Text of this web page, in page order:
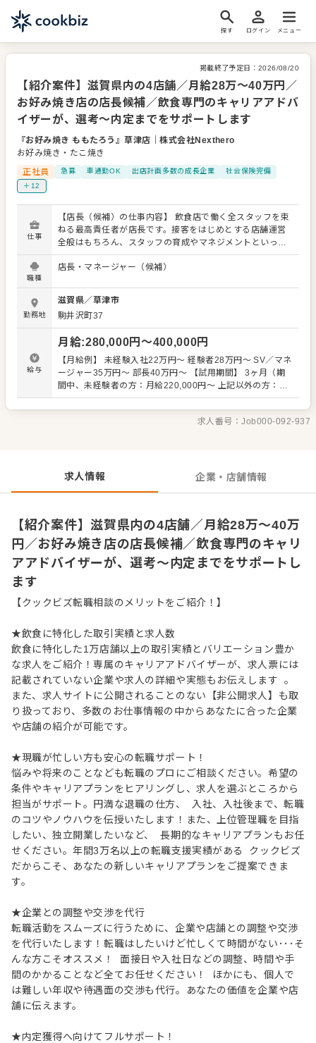
探す ログイン メニュー
掲載終了予定日： 2026/08/20
【紹介案件】滋賀県内の4店舗／月給28万～40万円／
お好み焼き店の店長候補／飲食専門のキャリアアドバ
イザーが、選考～内定までをサポートします
『お好み焼き ももたろう』草津店 ｜株式会社Nexthero
お好み焼き・たこ焼き
正社員
急募 車通勤OK 出店計画多数の成長企業
社会保険完備
＋12
仕事
【店長（候補）の仕事内容】 飲食店で働く全スタッフを束
ねる最高責任者が店長です。接客をはじめとする店舗運営
全般はもちろん、スタッフの育成やマネジメントといった
重要な役割を担います。また、販促イベントやキャンペー
ンの企画など売上に直結するやりがいある業務がメインと
ペレーション改善や構築もお任せしますので、あなたなら
ではのアイデアを積極的に発信してください。 【具体的に
は…】 ・ホール、キッチンの全体管理 ・予約管理、電話対
応 ・接客、サービス全般 ・スタッフへの指示出し、動きの
確認 ・売上管理、発注業務、在庫管理 ・スタッフの育成や
マネジメント、シフト管理 など 入社後はスキルに合わせ
た業務からお任せしますので、徐々に業務の幅を広げてい
をサポートしますので、店長経験がない方も安心してスタ
ートできる環境です。 将来のキャリアとして、SVやエリア
は、エントリーいただくか『クックビズ転職支援窓口』ま
でお問合せください！
職種
店長・マネージャー（候補）
勤務地
滋賀県／草津市
駒井沢町37
給与
月給:280,000円〜400,000円
【月給例】 未経験入社22万円～ 経験者28万円～ SV／マネ
ージャー35万円～ 部長40万円～ 【試用期間】 3ヶ月（期
間中、未経験者の方：月給220,000円～ 上記以外の方：月
給250,000円～）
求人番号：Job000-092-937
求人情報 企業・店舗情報
【紹介案件】滋賀県内の4店舗／月給28万～40万
円／お好み焼き店の店長候補／飲食専門のキャリ
アアドバイザーが、選考～内定までをサポートし
ます
【クックビズ転職相談のメリットをご紹介！】
★飲食に特化した取引実績と求人数
飲食に特化した1万店舗以上の取引実績とバリエーション豊か
な求人をご紹介！専属のキャリアアドバイザーが、求人票には
記載されていない企業や求人の詳細や実態もお伝えします 。
また、求人サイトに公開されることのない【非公開求人】も取
り扱っており、多数のお仕事情報の中からあなたに合った企業
や店舗の紹介が可能です。
★現職が忙しい方も安心の転職サポート！
悩みや将来のことなども転職のプロにご相談ください。希望の
条件やキャリアプランをヒアリングし、求人を選ぶところから
担当がサポート。円満な退職の仕方、 入社、入社後まで、転職
のコツやノウハウを伝授いたします！また、上位管理職を目指
したい、独立開業したいなど、 長期的なキャリアプランもお任
せください。年間3万名以上の転職支援実績がある クックビズ
だからこそ、あなたの新しいキャリアプランをご提案できま
す。
★企業との調整や交渉を代行
転職活動をスムーズに行うために、企業や店舗との調整や交渉
を代行いたします！転職はしたいけど忙しくて時間がない･･･そ
んな方こそオススメ！ 面接日や入社日などの調整、時間や手
間のかかることなど全てお任せください！ ほかにも、個人で
は難しい年収や待遇面の交渉も代行。あなたの価値を企業や店
舗に伝えます。
★内定獲得へ向けてフルサポート！